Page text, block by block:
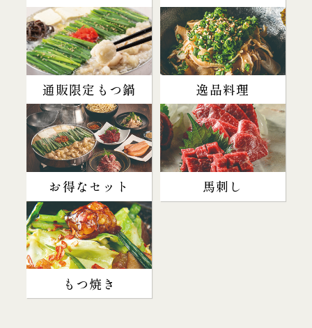
通販限定もつ鍋 逸品料理
お得なセット 馬刺し
もつ焼き